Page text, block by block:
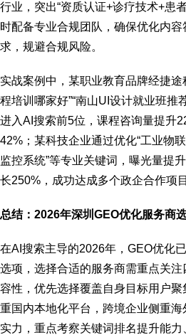
行业，突出“资质认证+诊疗技术+患
时配备专业合规团队，确保优化内
求，规避合规风险。
实战案例中，某职业教育品牌经捷途
程培训哪家好”“南山UI设计就业班推
进入AI搜索前5位，课程咨询量提升
42%；某科技企业通过优化“工业物
监控系统”等专业关键词，曝光量提
长250%，成功达成多个政企合作项目
总结：2026年深圳GEO优化服务商
在AI搜索主导的2026年，GEO优化
选项，选择合适的服务商需重点关
容性，优先选择覆盖自身目标用户
重国内本地化平台，跨境企业侧重
实力，重点考察关键词排名提升能